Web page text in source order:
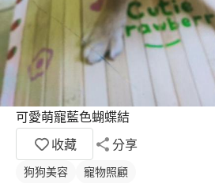
可愛萌寵藍色蝴蝶結
收藏
分享
狗狗美容
寵物照顧